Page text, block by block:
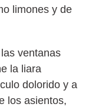
limones y de
ventanas
la liara
dolorido y a
los asientos,